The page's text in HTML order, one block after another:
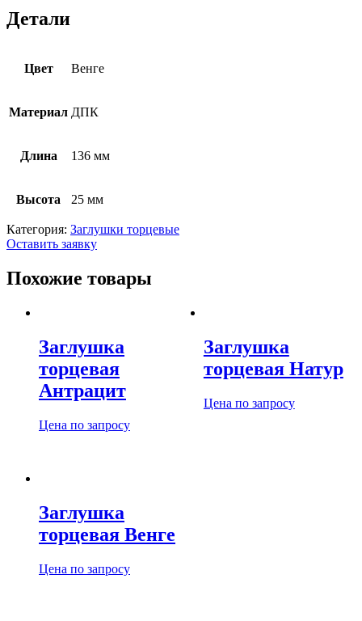
Детали
Цвет Венге
Материал ДПК
Длина 136 мм
Высота 25 мм
Категория: Заглушки торцевые
Оставить заявку
Похожие товары
Заглушка
торцевая
Антрацит
Цена по запросу
Заглушка
торцевая Натур
Цена по запросу
Заглушка
торцевая Венге
Цена по запросу